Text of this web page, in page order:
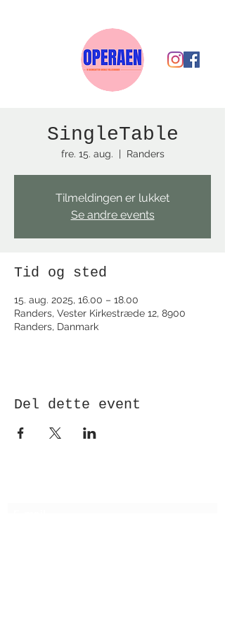
SingleTable
fre. 15. aug.
  |
Randers
Tilmeldingen er lukket
Se andre events
Tid og sted
15. aug. 2025, 16.00 – 18.00
Randers, Vester Kirkestræde 12, 8900
Randers, Danmark
Del dette event